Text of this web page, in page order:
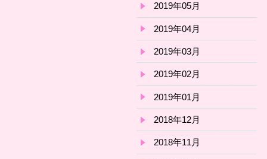
2019年05月
2019年04月
2019年03月
2019年02月
2019年01月
2018年12月
2018年11月